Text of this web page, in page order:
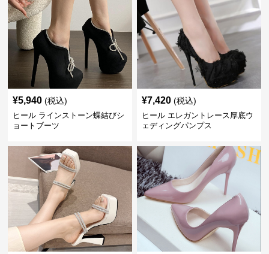
¥5,940 (税込)
ヒール ラインストーン蝶結びシ
ョートブーツ
¥7,420 (税込)
ヒール エレガントレース厚底ウ
ェディングパンプス